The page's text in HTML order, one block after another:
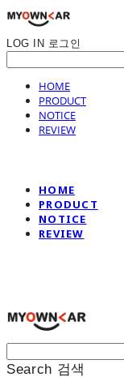
LOG IN 로그인
HOME
PRODUCT
NOTICE
REVIEW
HOME
PRODUCT
NOTICE
REVIEW
Search 검색